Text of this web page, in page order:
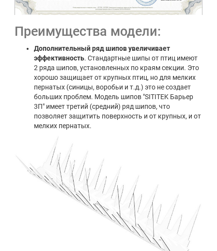
Преимущества модели:
Дополнительный ряд шипов увеличивает
эффективность. Стандартные шипы от птиц имеют
2 ряда шипов, установленных по краям секции. Это
хорошо защищает от крупных птиц, но для мелких
пернатых (синицы, воробьи и т.д.) это не создает
больших проблем. Модель шипов "SITITEK Барьер
3П" имеет третий (средний) ряд шипов, что
позволяет защитить поверхность и от крупных, и от
мелких пернатых.